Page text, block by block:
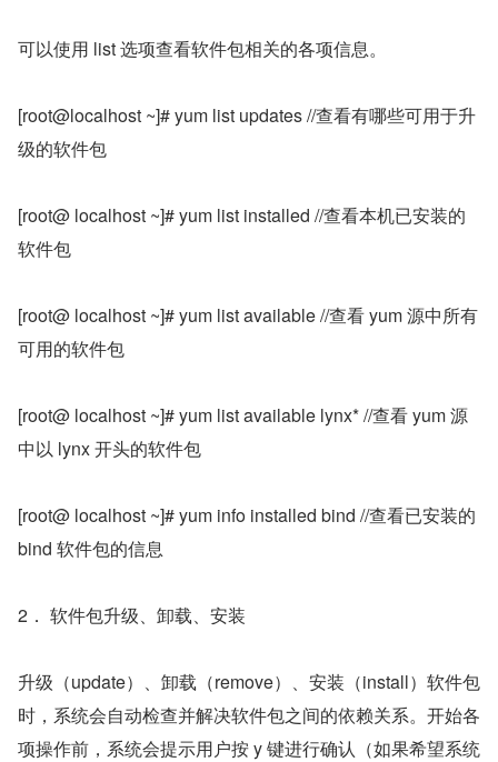
可以使用 list 选项查看软件包相关的各项信息。
[root@localhost ~]# yum list updates //查看有哪些可用于升
级的软件包
[root@ localhost ~]# yum list installed //查看本机已安装的
软件包
[root@ localhost ~]# yum list available //查看 yum 源中所有
可用的软件包
[root@ localhost ~]# yum list available lynx* //查看 yum 源
中以 lynx 开头的软件包
[root@ localhost ~]# yum info installed bind //查看已安装的
bind 软件包的信息
2． 软件包升级、卸载、安装
升级（update）、卸载（remove）、安装（install）软件包
时，系统会自动检查并解决软件包之间的依赖关系。开始各
项操作前，系统会提示用户按 y 键进行确认（如果希望系统